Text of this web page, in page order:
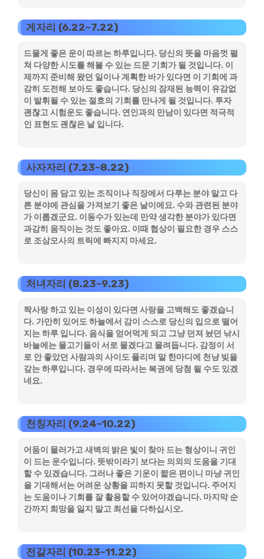
게자리 (6.22~7.22)
드물게 좋은 운이 따르는 하루입니다. 당신의 뜻을 마음껏 펼
쳐 다양한 시도를 해볼 수 있는 드문 기회가 될 것입니다. 이
제까지 준비해 왔던 일이나 계획한 바가 있다면 이 기회에 과
감히 도전해 보아도 좋습니다. 당신의 잠재된 능력이 유감없
이 발휘될 수 있는 절호의 기회를 만나게 될 것입니다. 투자
괜찮고 시험운도 좋습니다. 연인과의 만남이 있다면 적극적
인 표현도 괜찮은 날 입니다.
사자자리 (7.23~8.22)
당신이 몸 담고 있는 조직이나 직장에서 다루는 분야 말고 다
른 분야에 관심을 가져보기 좋은 날이에요. 수와 관련된 분야
가 이롭겠군요. 이동수가 있는데 만약 생각한 분야가 있다면
과감히 움직이는 것도 좋아요. 이때 협상이 필요한 경우 스스
로 조삼모사의 트릭에 빠지지 마세요.
처녀자리 (8.23~9.23)
짝사랑 하고 있는 이성이 있다면 사랑을 고백해도 좋겠습니
다. 가만히 있어도 하늘에서 감이 스스로 당신의 입으로 떨어
지는 하루 입니다. 음식을 얻어먹게 되고 그냥 던져 놨던 낚시
바늘에는 물고기들이 서로 물겠다고 몰려듭니다. 감정이 서
로 안 좋았던 사람과의 사이도 풀리며 말 한마디에 천냥 빚을
갚는 하루입니다. 경우에 따라서는 복권에 당첨 될 수도 있겠
네요.
천칭자리 (9.24~10.22)
어둠이 물러가고 새벽의 밝은 빛이 찾아 드는 형상이니 귀인
이 드는 운수입니다. 뜻밖이라기 보다는 의외의 도움을 기대
할 수 있겠습니다. 그러나 좋은 기운이 짧은 편이니 마냥 귀인
을 기대해서는 어려운 상황을 피하지 못할 것입니다. 주어지
는 도움이나 기회를 잘 활용할 수 있어야겠습니다. 마지막 순
간까지 희망을 잃지 말고 최선을 다하십시오.
전갈자리 (10.23~11.22)